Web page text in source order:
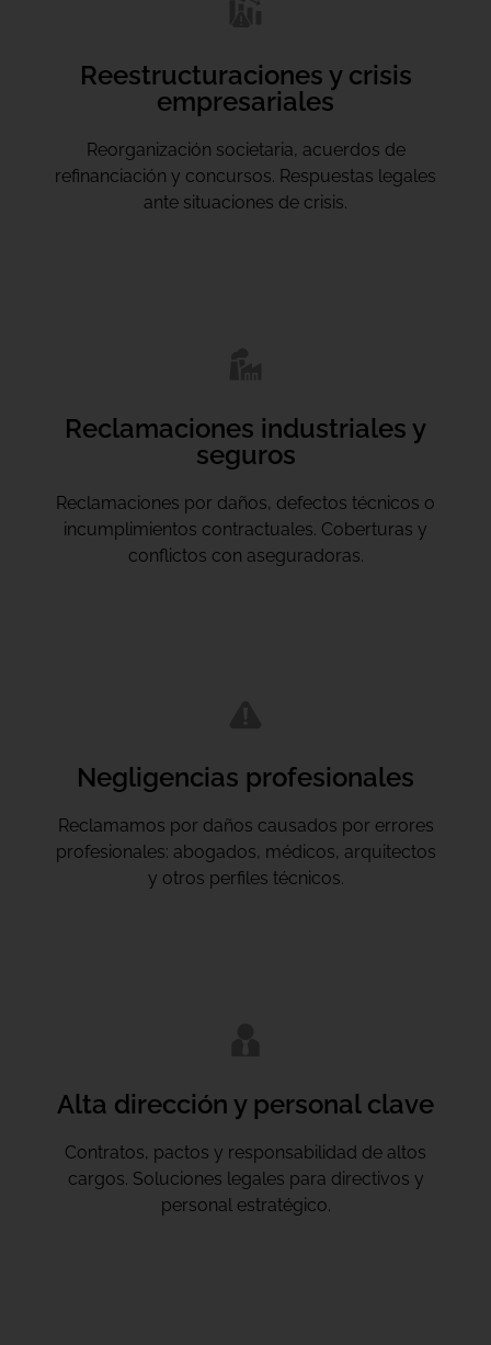
Reestructuraciones y crisis
empresariales
Reorganización societaria, acuerdos de
refinanciación y concursos. Respuestas legales
ante situaciones de crisis.
Reclamaciones industriales y
seguros
Reclamaciones por daños, defectos técnicos o
incumplimientos contractuales. Coberturas y
conflictos con aseguradoras.
Negligencias profesionales
Reclamamos por daños causados por errores
profesionales: abogados, médicos, arquitectos
y otros perfiles técnicos.
Alta dirección y personal clave
Contratos, pactos y responsabilidad de altos
cargos. Soluciones legales para directivos y
personal estratégico.